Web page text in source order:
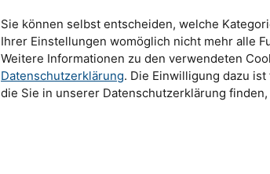
Auf die
Wissenschaftlerinnen und Wissenschaftler die
Veränderungen in der Legierung mithilfe von
Neutronen am Instrument
STRESS
und nach der Belastung kann die Probe
zusätzlich am InstrumentANTARESauf Poren und Risse
beleuchtet anschließend nanoskalige Strukturen. Die
Metals International GmbH mit Hauptsitz in
Herstellungsprozess anpassen kann, um die Legierung
Sie können selbst entscheiden, welche
Ihrer Einstellungen womöglich nicht mehr alle
Weitere Informationen zu den verwendeten
Datenschutzerklärung. Die Einwilligung dazu
die Sie in unserer Datenschutzerklärung